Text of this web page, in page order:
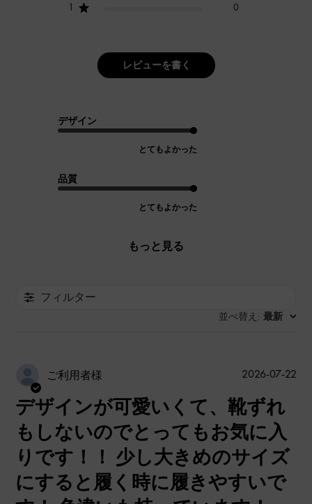
1
0
レビューを書く
デザイン
とてもよかった
品質
とてもよかった
もっと見る
フィルター
並べ替え : 最新
ご利用者様
デザインが可愛いくて、靴ずれ
もしないのでとってもお気に入
りです！！ 少し大きめのサイズ
にすると履く時に履きやすいで
公
2026-07-22